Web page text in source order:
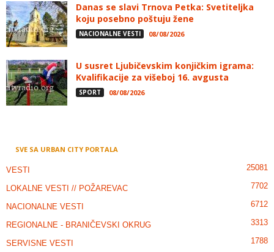
Danas se slavi Trnova Petka: Svetiteljka
koju posebno poštuju žene
NACIONALNE VESTI 08/08/2026
U susret Ljubičevskim konjičkim igrama:
Kvalifikacije za višeboj 16. avgusta
SPORT 08/08/2026
SVE SA URBAN CITY PORTALA
VESTI 25081
LOKALNE VESTI // POŽAREVAC 7702
NACIONALNE VESTI 6712
REGIONALNE - BRANIČEVSKI OKRUG 3313
SERVISNE VESTI 1788